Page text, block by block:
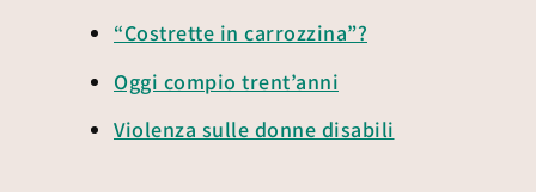
“Costrette in carrozzina”?
Oggi compio trent’anni
Violenza sulle donne disabili